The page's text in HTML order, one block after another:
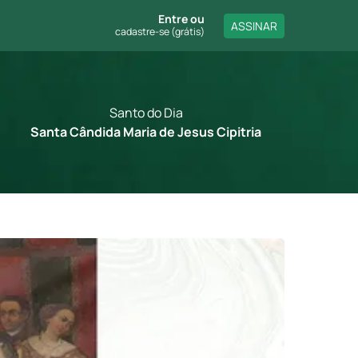
Entreou
cadastre-se (grátis) ASSINAR
Santo do Dia
Santa Cândida Maria de Jesus Cipitria